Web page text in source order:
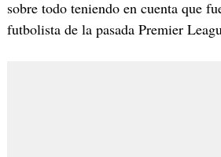
sobre todo teniendo en cuenta que
futbolista de la pasada Premier